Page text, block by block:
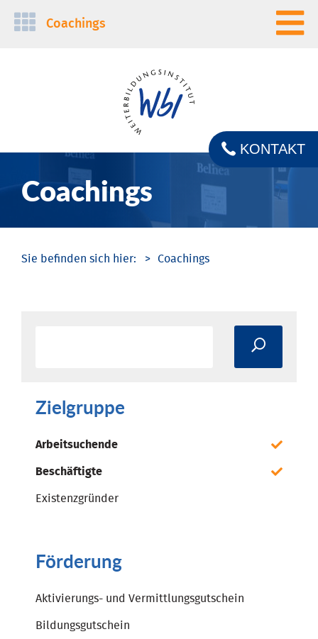
Navigation
Coachings
Coachings
KONTAKT
Coachings
Zielgruppe
Arbeitsuchende
Beschäftigte
Existenzgründer
Förderung
Aktivierungs- und Vermittlungsgutschein
Bildungsgutschein